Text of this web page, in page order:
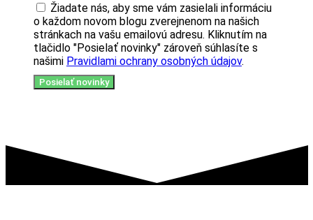
Žiadate nás, aby sme vám zasielali informáciu
o každom novom blogu zverejnenom na našich
stránkach na vašu emailovú adresu. Kliknutím na
tlačidlo "Posielať novinky" zároveň súhlasíte s
našimi Pravidlami ochrany osobných údajov.
Posielať novinky